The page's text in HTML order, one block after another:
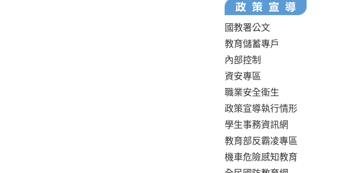
國教署公文
教育儲蓄專戶
內部控制
資安專區
職業安全衛生
政策宣導執行情形
學生事務資訊網
教育部反霸凌專區
機車危險感知教育